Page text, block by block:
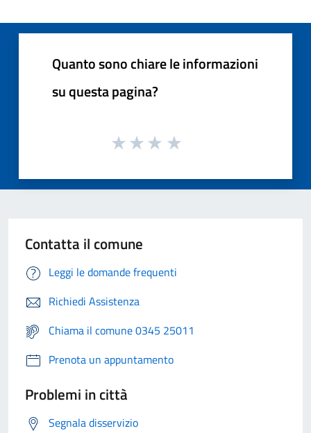
Quanto sono chiare le informazioni
su questa pagina?
Contatta il comune
Leggi le domande frequenti
Richiedi Assistenza
Chiama il comune 0345 25011
Prenota un appuntamento
Problemi in città
Segnala disservizio